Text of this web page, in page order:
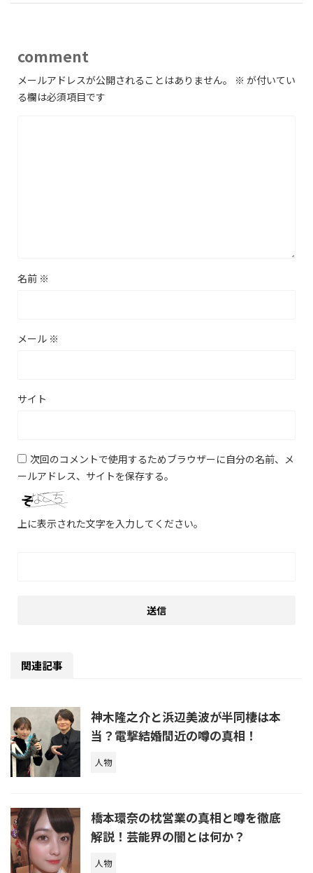
comment
メールアドレスが公開されることはありません。 ※ が付いてい
る欄は必須項目です
名前 ※
メール ※
サイト
次回のコメントで使用するためブラウザーに自分の名前、メ
ールアドレス、サイトを保存する。
上に表示された文字を入力してください。
関連記事
神木隆之介と浜辺美波が半同棲は本
当？電撃結婚間近の噂の真相！
人物
橋本環奈の枕営業の真相と噂を徹底
解説！芸能界の闇とは何か？
人物